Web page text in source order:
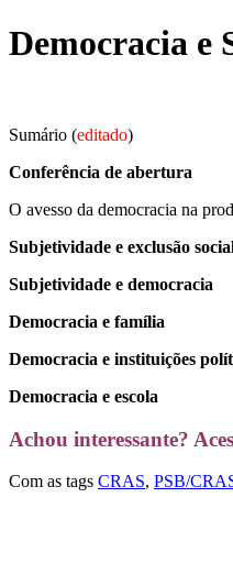
Ir
para
Democracia e
Sumário (editado)
Conferência de abertura
O avesso da democracia na
Subjetividade e exclusão
Subjetividade e democracia
Democracia e família
Democracia e instituições
Democracia e escola
Achou interessante?
Com as tags CRAS, PSB/